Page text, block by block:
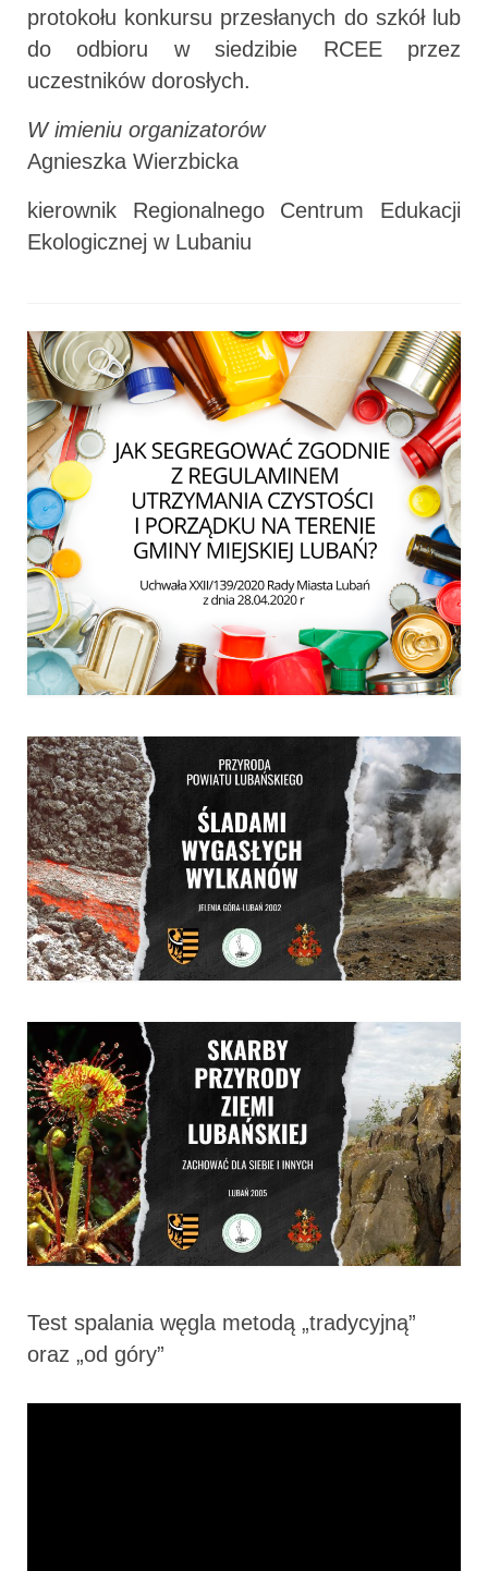
protokołu konkursu przesłanych do szkół lub
do odbioru w siedzibie RCEE przez
uczestników dorosłych.
W imieniu organizatorów
Agnieszka Wierzbicka
kierownik Regionalnego Centrum Edukacji
Ekologicznej w Lubaniu
Test spalania węgla metodą „tradycyjną”
oraz „od góry”